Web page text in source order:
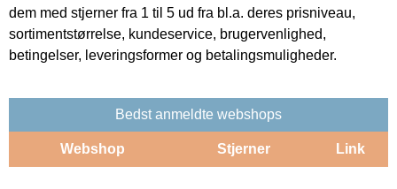
dem med stjerner fra 1 til 5 ud fra bl.a. deres prisniveau,
sortimentstørrelse, kundeservice, brugervenlighed,
betingelser, leveringsformer og betalingsmuligheder.
Bedst anmeldte webshops
Webshop Stjerner Link